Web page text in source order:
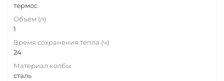
термос
Объём (л)
1
Время сохранения тепла (ч)
24
Материал колбы
сталь